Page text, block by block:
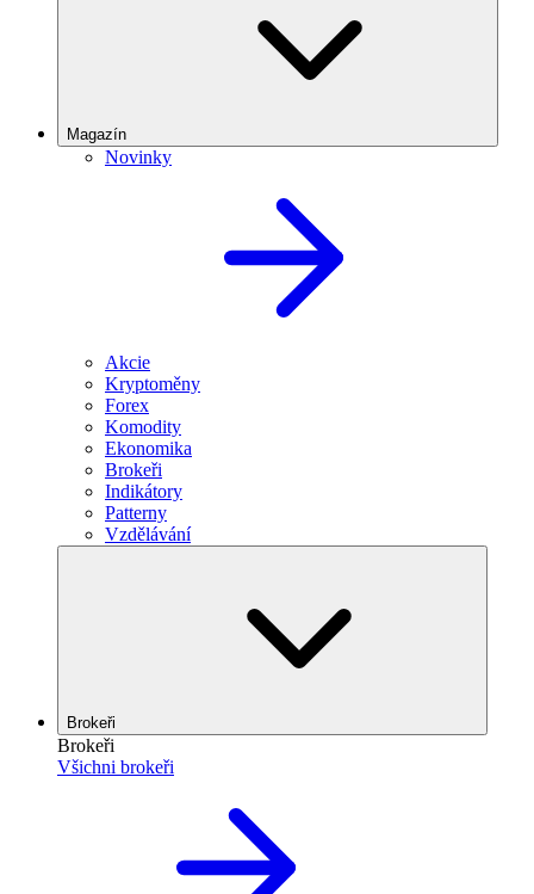
Magazín
Novinky
Akcie
Kryptoměny
Forex
Komodity
Ekonomika
Brokeři
Indikátory
Patterny
Vzdělávání
Brokeři
Brokeři
Všichni brokeři